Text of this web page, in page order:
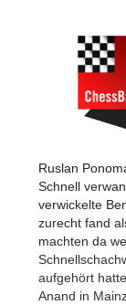
Ruslan
Schnell
verwickelte
zurecht fand
machten da
aufgehört
Anand in